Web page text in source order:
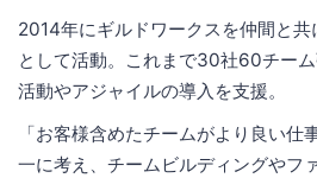
2014年にギルドワークスを仲間と
として活動。これまで30社60チー
活動やアジャイルの導入を支援。
「お客様含めたチームがより良い仕
一に考え、チームビルディングやフ